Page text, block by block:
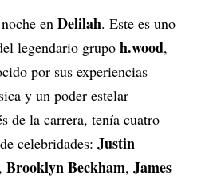
en Delilah. Este es uno
legendario grupo h.wood,
por sus experiencias
y un poder estelar
de la carrera, tenía cuatro
celebridades: Justin
, Brooklyn Beckham, James